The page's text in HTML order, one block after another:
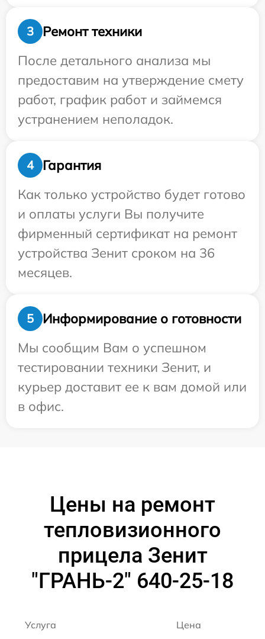
3
Ремонт техники
После детального анализа мы
предоставим на утверждение смету
работ, график работ и займемся
устранением неполадок.
4
Гарантия
Как только устройство будет готово
и оплаты услуги Вы получите
фирменный сертификат на ремонт
устройства Зенит сроком на 36
месяцев.
5
Информирование о готовности
Мы сообщим Вам о успешном
тестировании техники Зенит, и
курьер доставит ее к вам домой или
в офис.
Цены на ремонт
тепловизионного
прицела Зенит
"ГРАНЬ-2" 640-25-18
Услуга Цена